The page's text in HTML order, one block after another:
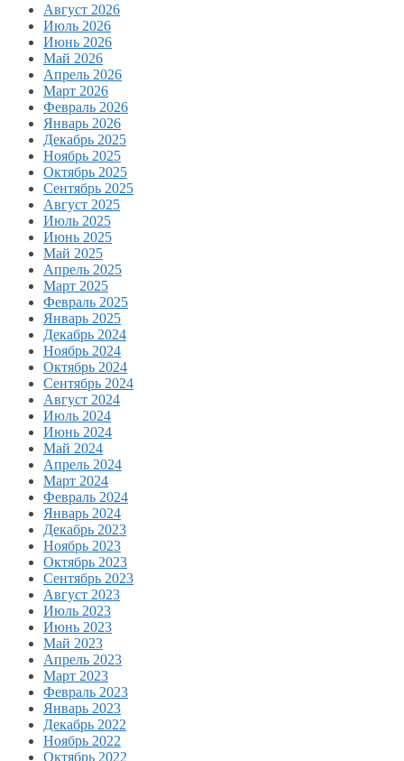
Август 2026
Июль 2026
Июнь 2026
Май 2026
Апрель 2026
Март 2026
Февраль 2026
Январь 2026
Декабрь 2025
Ноябрь 2025
Октябрь 2025
Сентябрь 2025
Август 2025
Июль 2025
Июнь 2025
Май 2025
Апрель 2025
Март 2025
Февраль 2025
Январь 2025
Декабрь 2024
Ноябрь 2024
Октябрь 2024
Сентябрь 2024
Август 2024
Июль 2024
Июнь 2024
Май 2024
Апрель 2024
Март 2024
Февраль 2024
Январь 2024
Декабрь 2023
Ноябрь 2023
Октябрь 2023
Сентябрь 2023
Август 2023
Июль 2023
Июнь 2023
Май 2023
Апрель 2023
Март 2023
Февраль 2023
Январь 2023
Декабрь 2022
Ноябрь 2022
Октябрь 2022